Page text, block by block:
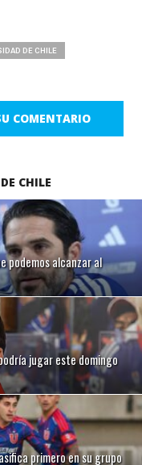
DE CHILE
COMENTARIO
CHILE
podemos alcanzar al
jugar este domingo
primero en su grupo